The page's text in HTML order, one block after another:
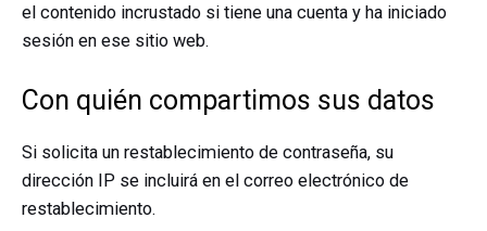
el contenido incrustado si tiene una cuenta y ha iniciado
sesión en ese sitio web.
Con quién compartimos sus datos
Si solicita un restablecimiento de contraseña, su
dirección IP se incluirá en el correo electrónico de
restablecimiento.